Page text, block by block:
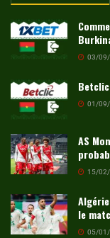
03/
01/
AS
15/
le
05/